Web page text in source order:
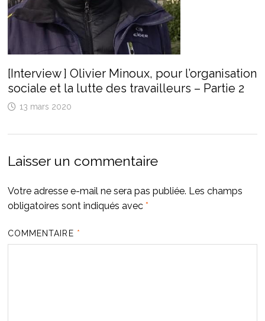
[Interview ] Olivier Minoux, pour l’organisation
sociale et la lutte des travailleurs – Partie 2
13 mars 2020
Laisser un commentaire
Votre adresse e-mail ne sera pas publiée. Les champs
obligatoires sont indiqués avec *
COMMENTAIRE *